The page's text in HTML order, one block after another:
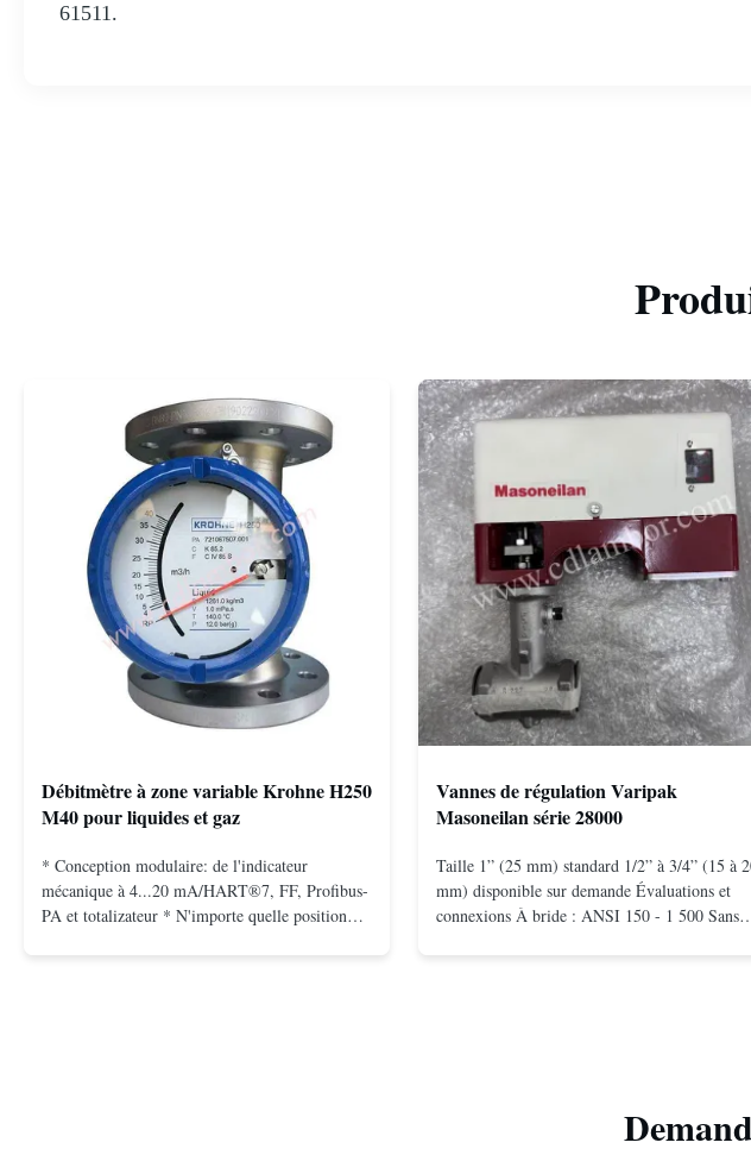
61511.
Débitmètre à zone variable Krohne H250
M40 pour liquides et gaz
* Conception modulaire: de l'indicateur
mécanique à 4...20 mA/HART®7, FF, Profibus-
PA et totalizateur * N'importe quelle position
Vannes de régulation Varipak
Masoneilan série 28000
Taille 1” (25 mm) standard 1/2” à 3/4” (15 à
mm) disponible sur demande Évaluations et
connexions À bride : ANSI 150 - 1 500 Sans